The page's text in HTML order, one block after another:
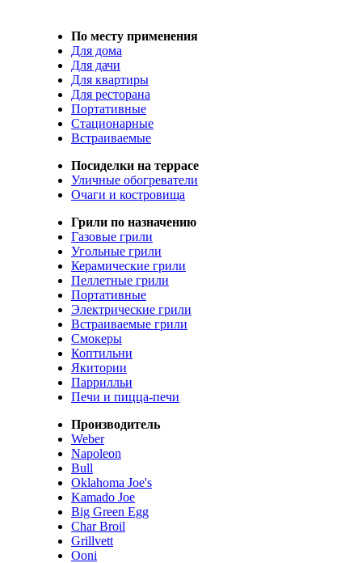
По месту применения
Для дома
Для дачи
Для квартиры
Для ресторана
Портативные
Стационарные
Встраиваемые
Посиделки на террасе
Уличные обогреватели
Очаги и костровища
Грили по назначению
Газовые грили
Угольные грили
Керамические грили
Пеллетные грили
Портативные
Электрические грили
Встраиваемые грили
Смокеры
Коптильни
Якитории
Паррилльи
Печи и пицца-печи
Производитель
Weber
Napoleon
Bull
Oklahoma Joe's
Kamado Joe
Big Green Egg
Char Broil
Grillvett
Ooni